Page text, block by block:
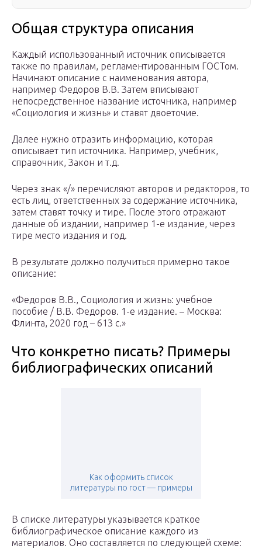
Общая структура описания
Каждый использованный источник описывается
также по правилам, регламентированным ГОСТом.
Начинают описание с наименования автора,
например Федоров В.В. Затем вписывают
непосредственное название источника, например
«Социология и жизнь» и ставят двоеточие.
Далее нужно отразить информацию, которая
описывает тип источника. Например, учебник,
справочник, Закон и т.д.
Через знак «/» перечисляют авторов и редакторов, то
есть лиц, ответственных за содержание источника,
затем ставят точку и тире. После этого отражают
данные об издании, например 1-е издание, через
тире место издания и год.
В результате должно получиться примерно такое
описание:
«Федоров В.В., Социология и жизнь: учебное
пособие / В.В. Федоров. 1-е издание. – Москва:
Флинта, 2020 год – 613 с.»
Что конкретно писать? Примеры
библиографических описаний
Как оформить список
литературы по гост — примеры
В списке литературы указывается краткое
библиографическое описание каждого из
материалов. Оно составляется по следующей схеме: